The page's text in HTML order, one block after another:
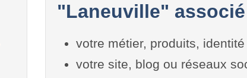
"Laneuville" associé
votre métier, produits,
votre site, blog ou réseaux